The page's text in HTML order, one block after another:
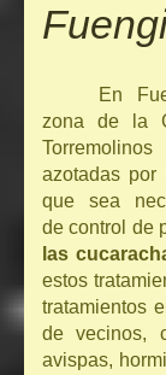
En
zona de la
azotadas
que sea
de control de
las
estos
tratamientos
de vecinos,
avispas,